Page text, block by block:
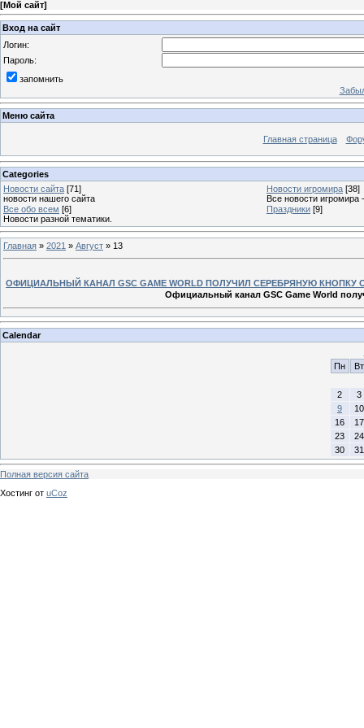
[Мой сайт]
Вход на сайт
Логин:
Пароль:
запомнить
Меню сайта
Главная страница
Categories
Новости сайта [71]
новости нашего сайта
Новости игромира [38]
Все новости игромира
Все обо всем [6]
Новости разной тематики.
Праздники [9]
Главная » 2021 » Август » 13
ОФИЦИАЛЬНЫЙ КАНАЛ GSC GAME WORLD ПОЛУЧИЛ СЕРЕБРЯНУЮ КНОПКУ
Официальный канал GSC Game World
Calendar
Пн
Вт
2
3
9
10
16
17
23
24
30
31
Полная версия сайта
Хостинг от uCoz